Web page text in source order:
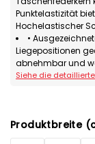
Punktelastizität
Hochelastischer
•
Liegepositionen
abnehmbar und
Siehe die
Produktbreite